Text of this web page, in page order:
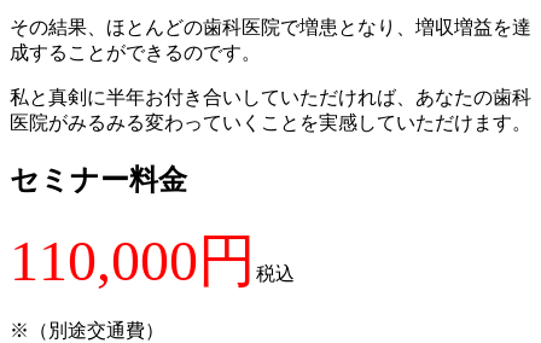
その結果、ほとんどの歯科医院で増患となり、増収増益を達
成することができるのです。
私と真剣に半年お付き合いしていただければ、あなたの歯科
医院がみるみる変わっていくことを実感していただけます。
セミナー料金
110,000円 税込
※（別途交通費）